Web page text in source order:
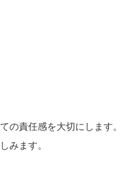
の責任感を大切にします。
みます。